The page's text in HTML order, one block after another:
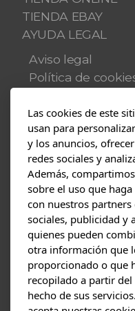
TIENDA EBAY
AYUDA LEGAL
Aviso legal
Política de
Multimedia
Blog
Fotos
Vídeos
Contacto
PRESUPUESTOS
Dónde estamos
Nuestro blog
Las cookies de este
usan para
y los anuncios,
redes sociales y
Además,
sobre el uso que
con nuestros partners
sociales, publicidad y
quienes pueden
otra información que
proporcionado o que
recopilado a partir del
hecho de sus